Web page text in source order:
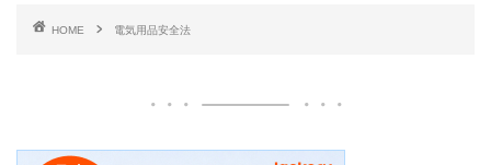
HOME 電気用品安全法